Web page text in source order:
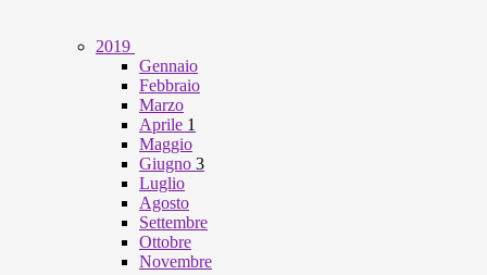
2019
Gennaio
Febbraio
Marzo
Aprile 1
Maggio
Giugno 3
Luglio
Agosto
Settembre
Ottobre
Novembre